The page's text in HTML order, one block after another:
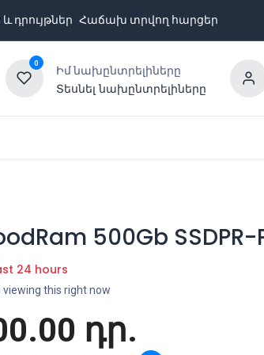
դրույթներ Հաճախ տրվող հարցեր
0
Իմ նախընտրելիները
Տեսնել նախընտրելիները
500Gb SSDPR-
24 hours
viewing this right now
դր.